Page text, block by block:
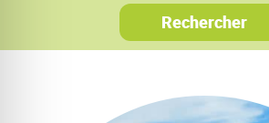
Rechercher